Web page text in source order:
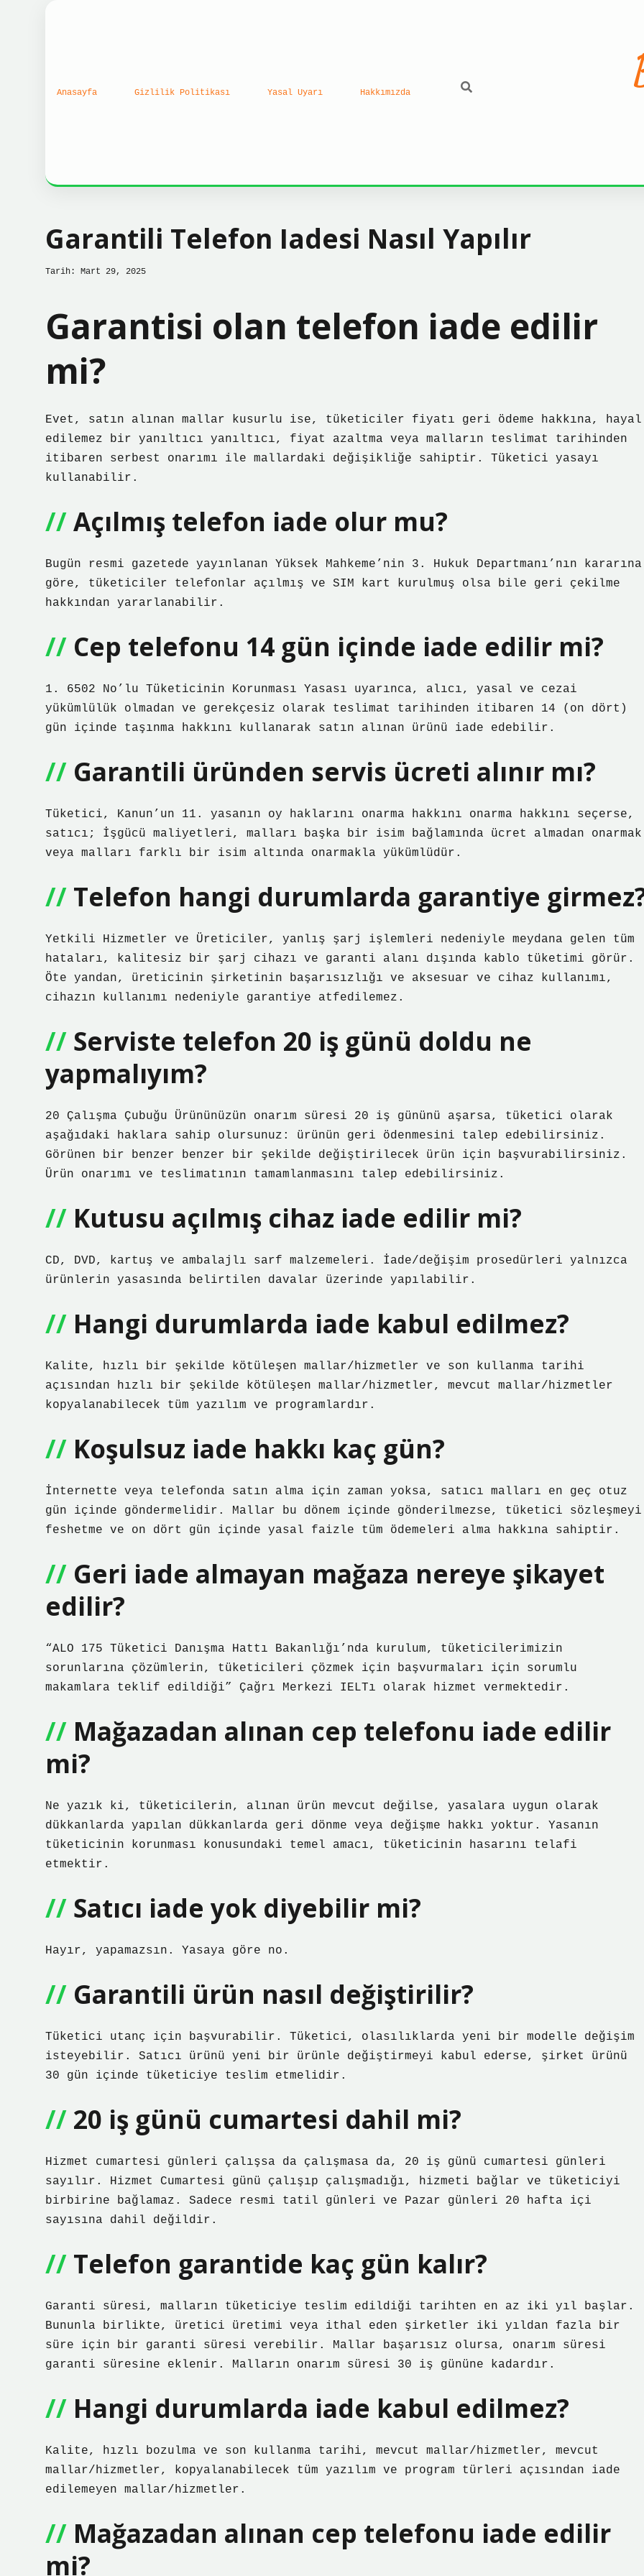
Anasayfa Gizlilik Politikası Yasal Uyarı Hakkımızda
Garantili Telefon Iadesi Nasıl Yapılır
Tarih: Mart 29, 2025
Garantisi olan telefon iade edilir
mi?
Evet, satın alınan mallar kusurlu ise, tüketiciler fiyatı geri ödeme hakkına, hayal
edilemez bir yanıltıcı yanıltıcı, fiyat azaltma veya malların teslimat tarihinden
itibaren serbest onarımı ile mallardaki değişikliğe sahiptir. Tüketici yasayı
kullanabilir.
Açılmış telefon iade olur mu?
Bugün resmi gazetede yayınlanan Yüksek Mahkeme’nin 3. Hukuk Departmanı’nın kararına
göre, tüketiciler telefonlar açılmış ve SIM kart kurulmuş olsa bile geri çekilme
hakkından yararlanabilir.
Cep telefonu 14 gün içinde iade edilir mi?
1. 6502 No’lu Tüketicinin Korunması Yasası uyarınca, alıcı, yasal ve cezai
yükümlülük olmadan ve gerekçesiz olarak teslimat tarihinden itibaren 14 (on dört)
gün içinde taşınma hakkını kullanarak satın alınan ürünü iade edebilir.
Garantili üründen servis ücreti alınır mı?
Tüketici, Kanun’un 11. yasanın oy haklarını onarma hakkını onarma hakkını seçerse,
satıcı; İşgücü maliyetleri, malları başka bir isim bağlamında ücret almadan onarmak
veya malları farklı bir isim altında onarmakla yükümlüdür.
Telefon hangi durumlarda garantiye
Yetkili Hizmetler ve Üreticiler, yanlış şarj işlemleri nedeniyle meydana gelen tüm
hataları, kalitesiz bir şarj cihazı ve garanti alanı dışında kablo tüketimi görür.
Öte yandan, üreticinin şirketinin başarısızlığı ve aksesuar ve cihaz kullanımı,
cihazın kullanımı nedeniyle garantiye atfedilemez.
Serviste telefon 20 iş günü doldu ne
yapmalıyım?
20 Çalışma Çubuğu Ürününüzün onarım süresi 20 iş gününü aşarsa, tüketici olarak
aşağıdaki haklara sahip olursunuz: ürünün geri ödenmesini talep edebilirsiniz.
Görünen bir benzer benzer bir şekilde değiştirilecek ürün için başvurabilirsiniz.
Ürün onarımı ve teslimatının tamamlanmasını talep edebilirsiniz.
Kutusu açılmış cihaz iade edilir mi?
CD, DVD, kartuş ve ambalajlı sarf malzemeleri. İade/değişim prosedürleri yalnızca
ürünlerin yasasında belirtilen davalar üzerinde yapılabilir.
Hangi durumlarda iade kabul edilmez?
Kalite, hızlı bir şekilde kötüleşen mallar/hizmetler ve son kullanma tarihi
açısından hızlı bir şekilde kötüleşen mallar/hizmetler, mevcut mallar/hizmetler
kopyalanabilecek tüm yazılım ve programlardır.
Koşulsuz iade hakkı kaç gün?
İnternette veya telefonda satın alma için zaman yoksa, satıcı malları en geç otuz
gün içinde göndermelidir. Mallar bu dönem içinde gönderilmezse, tüketici sözleşmeyi
feshetme ve on dört gün içinde yasal faizle tüm ödemeleri alma hakkına sahiptir.
Geri iade almayan mağaza nereye şikayet
edilir?
“ALO 175 Tüketici Danışma Hattı Bakanlığı’nda kurulum, tüketicilerimizin
sorunlarına çözümlerin, tüketicileri çözmek için başvurmaları için sorumlu
makamlara teklif edildiği” Çağrı Merkezi IELTı olarak hizmet vermektedir.
Mağazadan alınan cep telefonu iade edilir
mi?
Ne yazık ki, tüketicilerin, alınan ürün mevcut değilse, yasalara uygun olarak
dükkanlarda yapılan dükkanlarda geri dönme veya değişme hakkı yoktur. Yasanın
tüketicinin korunması konusundaki temel amacı, tüketicinin hasarını telafi
etmektir.
Satıcı iade yok diyebilir mi?
Hayır, yapamazsın. Yasaya göre no.
Garantili ürün nasıl değiştirilir?
Tüketici utanç için başvurabilir. Tüketici, olasılıklarda yeni bir modelle değişim
isteyebilir. Satıcı ürünü yeni bir ürünle değiştirmeyi kabul ederse, şirket ürünü
30 gün içinde tüketiciye teslim etmelidir.
20 iş günü cumartesi dahil mi?
Hizmet cumartesi günleri çalışsa da çalışmasa da, 20 iş günü cumartesi günleri
sayılır. Hizmet Cumartesi günü çalışıp çalışmadığı, hizmeti bağlar ve tüketiciyi
birbirine bağlamaz. Sadece resmi tatil günleri ve Pazar günleri 20 hafta içi
sayısına dahil değildir.
Telefon garantide kaç gün kalır?
Garanti süresi, malların tüketiciye teslim edildiği tarihten en az iki yıl başlar.
Bununla birlikte, üretici üretimi veya ithal eden şirketler iki yıldan fazla bir
süre için bir garanti süresi verebilir. Mallar başarısız olursa, onarım süresi
garanti süresine eklenir. Malların onarım süresi 30 iş gününe kadardır.
Hangi durumlarda iade kabul edilmez?
Kalite, hızlı bozulma ve son kullanma tarihi, mevcut mallar/hizmetler, mevcut
mallar/hizmetler, kopyalanabilecek tüm yazılım ve program türleri açısından iade
edilemeyen mallar/hizmetler.
Mağazadan alınan cep telefonu iade edilir
mi?